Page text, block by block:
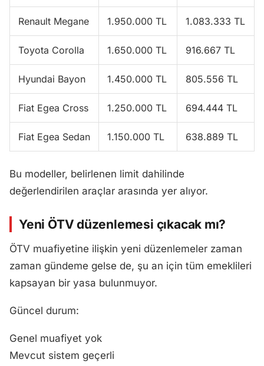
Renault Megane 1.950.000 TL 1.083.333 TL
Toyota Corolla 1.650.000 TL 916.667 TL
Hyundai Bayon 1.450.000 TL 805.556 TL
Fiat Egea Cross 1.250.000 TL 694.444 TL
Fiat Egea Sedan 1.150.000 TL 638.889 TL
Bu modeller, belirlenen limit dahilinde
değerlendirilen araçlar arasında yer alıyor.
Yeni ÖTV düzenlemesi çıkacak mı?
ÖTV muafiyetine ilişkin yeni düzenlemeler zaman
zaman gündeme gelse de, şu an için tüm emeklileri
kapsayan bir yasa bulunmuyor.
Güncel durum:
Genel muafiyet yok
Mevcut sistem geçerli